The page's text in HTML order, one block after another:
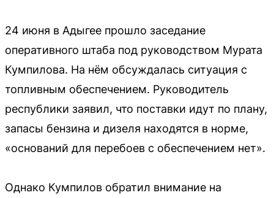
24 июня в Адыгее прошло заседание
оперативного штаба под руководством Мурата
Кумпилова. На нём обсуждалась ситуация с
топливным обеспечением. Руководитель
республики заявил, что поставки идут по плану,
запасы бензина и дизеля находятся в норме,
«оснований для перебоев с обеспечением нет».
Однако Кумпилов обратил внимание на